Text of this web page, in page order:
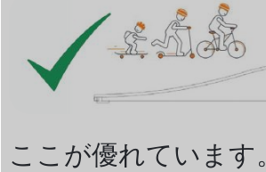
ここが優れています。